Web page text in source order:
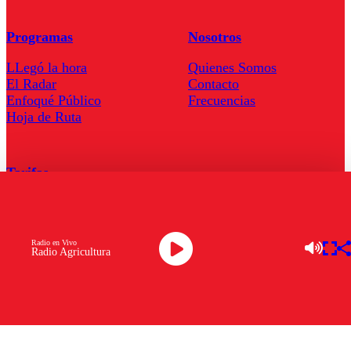
Radio Agricultura
Radio en Vivo
Programas
LLegó la hora
El Radar
Enfoqué Público
Hoja de Ruta
Nosotros
Quienes Somos
Contacto
Frecuencias
Tarifas
Descarga la APP